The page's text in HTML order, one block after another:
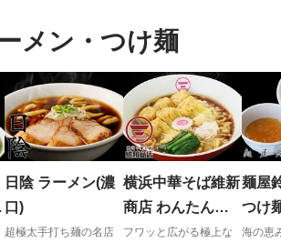
メン・つけ麺
日陰 ラーメン(濃
口)
超極太手打ち麺の名店
横浜中華そば維新
商店 わんたんそ
ば
フワッと広がる極上な
麺屋
つけ
海の恵